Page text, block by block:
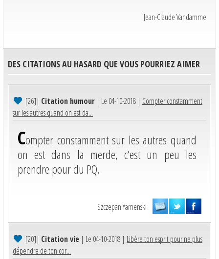
Jean-Claude Vandamme
DES CITATIONS AU HASARD QUE VOUS POURRIEZ AIMER
[26]| Citation humour | Le 04-10-2018 | Compter constamment
sur les autres quand on est da...
Compter constamment sur les autres quand
on est dans la merde, c’est un peu les
prendre pour du PQ.
Szczepan Yamenski
[20]| Citation vie | Le 04-10-2018 | Libère ton esprit pour ne plus
dépendre de ton cor...